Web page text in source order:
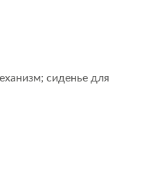
сиденье для